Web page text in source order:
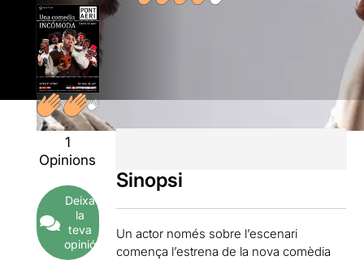
1
Opinions
Deixa
la
teva
opinió
Sinopsi
Un actor només sobre l’escenari
comença l’estrena de la nova comèdia